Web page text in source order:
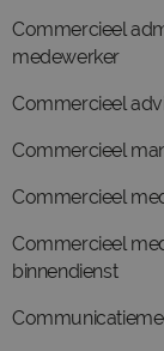
Commercieel
medewerker
Commercieel
Commercieel
Commercieel
Commercieel
binnendienst